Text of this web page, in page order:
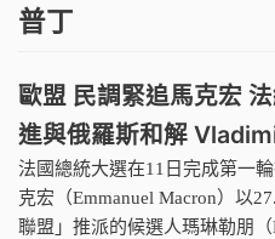
普丁
歐盟 民調緊追馬克宏
進與俄羅斯和解
法國總統大選在11日完成第一
克宏（Emmanuel Macron）以
聯盟」推派的候選人瑪琳勒朋（